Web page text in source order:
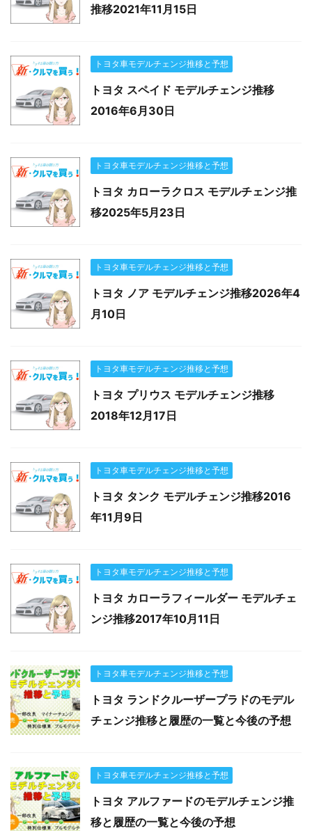
推移2021年11月15日
トヨタ車モデルチェンジ推移と予想
トヨタ スペイド モデルチェンジ推移
2016年6月30日
トヨタ車モデルチェンジ推移と予想
トヨタ カローラクロス モデルチェンジ推
移2025年5月23日
トヨタ車モデルチェンジ推移と予想
トヨタ ノア モデルチェンジ推移2026年4
月10日
トヨタ車モデルチェンジ推移と予想
トヨタ プリウス モデルチェンジ推移
2018年12月17日
トヨタ車モデルチェンジ推移と予想
トヨタ タンク モデルチェンジ推移2016
年11月9日
トヨタ車モデルチェンジ推移と予想
トヨタ カローラフィールダー モデルチェ
ンジ推移2017年10月11日
トヨタ車モデルチェンジ推移と予想
トヨタ ランドクルーザープラドのモデル
チェンジ推移と履歴の一覧と今後の予想
トヨタ車モデルチェンジ推移と予想
トヨタ アルファードのモデルチェンジ推
移と履歴の一覧と今後の予想